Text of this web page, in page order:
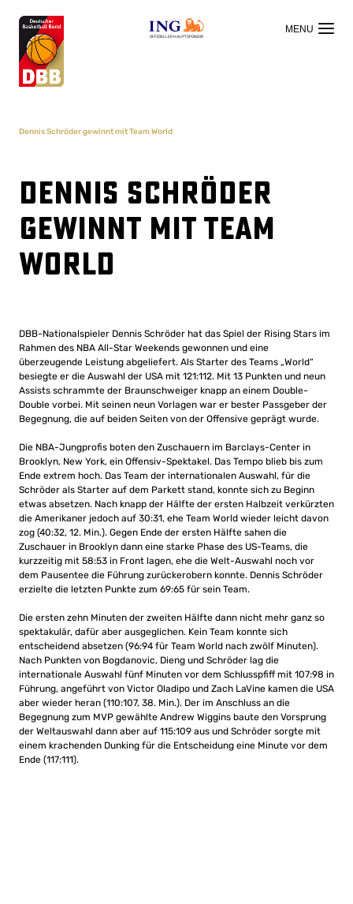
OFFIZIELLER HAUPTSPONSOR
Dennis Schröder gewinnt mit Team World
Dennis Schröder
gewinnt mit Team
World
DBB-Nationalspieler Dennis Schröder hat das Spiel der Rising Stars im
Rahmen des NBA All-Star Weekends gewonnen und eine
überzeugende Leistung abgeliefert. Als Starter des Teams „World“
besiegte er die Auswahl der USA mit 121:112. Mit 13 Punkten und neun
Assists schrammte der Braunschweiger knapp an einem Double-
Double vorbei. Mit seinen neun Vorlagen war er bester Passgeber der
Begegnung, die auf beiden Seiten von der Offensive geprägt wurde.
Die NBA-Jungprofis boten den Zuschauern im Barclays-Center in
Brooklyn, New York, ein Offensiv-Spektakel. Das Tempo blieb bis zum
Ende extrem hoch. Das Team der internationalen Auswahl, für die
Schröder als Starter auf dem Parkett stand, konnte sich zu Beginn
etwas absetzen. Nach knapp der Hälfte der ersten Halbzeit verkürzten
die Amerikaner jedoch auf 30:31, ehe Team World wieder leicht davon
zog (40:32, 12. Min.). Gegen Ende der ersten Hälfte sahen die
Zuschauer in Brooklyn dann eine starke Phase des US-Teams, die
kurzzeitig mit 58:53 in Front lagen, ehe die Welt-Auswahl noch vor
dem Pausentee die Führung zurückerobern konnte. Dennis Schröder
erzielte die letzten Punkte zum 69:65 für sein Team.
Die ersten zehn Minuten der zweiten Hälfte dann nicht mehr ganz so
spektakulär, dafür aber ausgeglichen. Kein Team konnte sich
entscheidend absetzen (96:94 für Team World nach zwölf Minuten).
Nach Punkten von Bogdanovic, Dieng und Schröder lag die
internationale Auswahl fünf Minuten vor dem Schlusspfiff mit 107:98 in
Führung, angeführt von Victor Oladipo und Zach LaVine kamen die USA
aber wieder heran (110:107, 38. Min.). Der im Anschluss an die
Begegnung zum MVP gewählte Andrew Wiggins baute den Vorsprung
der Weltauswahl dann aber auf 115:109 aus und Schröder sorgte mit
einem krachenden Dunking für die Entscheidung eine Minute vor dem
Ende (117:111).